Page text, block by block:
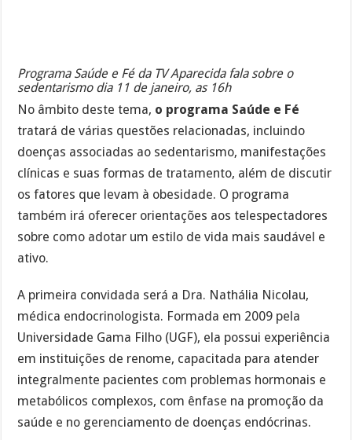
Programa Saúde e Fé da TV Aparecida fala sobre o
sedentarismo dia 11 de janeiro, as 16h
No âmbito deste tema, o programa Saúde e Fé
tratará de várias questões relacionadas, incluindo
doenças associadas ao sedentarismo, manifestações
clínicas e suas formas de tratamento, além de discutir
os fatores que levam à obesidade. O programa
também irá oferecer orientações aos telespectadores
sobre como adotar um estilo de vida mais saudável e
ativo.
A primeira convidada será a Dra. Nathália Nicolau,
médica endocrinologista. Formada em 2009 pela
Universidade Gama Filho (UGF), ela possui experiência
em instituições de renome, capacitada para atender
integralmente pacientes com problemas hormonais e
metabólicos complexos, com ênfase na promoção da
saúde e no gerenciamento de doenças endócrinas.